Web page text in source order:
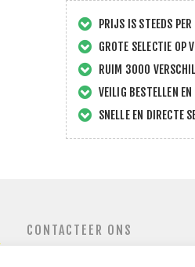
PRIJS IS STEEDS PER
GROTE SELECTIE OP
RUIM 3000
VEILIG BESTELLEN EN
SNELLE EN DIRECTE
CONTACTEER ONS